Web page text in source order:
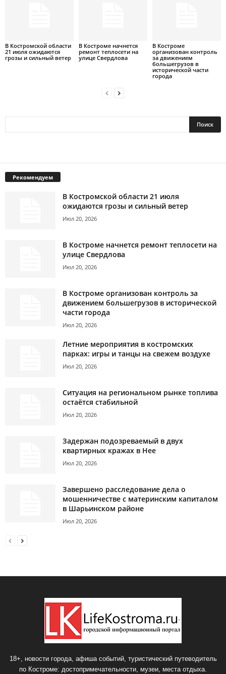
В Костромской области
21 июля ожидаются
грозы и сильный ветер
В Костроме начнется
ремонт теплосети на
улице Свердлова
В Костроме
организован контроль
за движением
большегрузов в
исторической части
города
Рекомендуем
В Костромской области 21 июля
ожидаются грозы и сильный ветер
Июл 20, 2026
В Костроме начнется ремонт теплосети на
улице Свердлова
Июл 20, 2026
В Костроме организован контроль за
движением большегрузов в исторической
части города
Июл 20, 2026
Летние мероприятия в костромских
парках: игры и танцы на свежем воздухе
Июл 20, 2026
Ситуация на региональном рынке топлива
остаётся стабильной
Июл 20, 2026
Задержан подозреваемый в двух
квартирных кражах в Нее
Июл 20, 2026
Завершено расследование дела о
мошенничестве с материнским капиталом
в Шарьинском районе
Июл 20, 2026
18+, новости города, афиша событий, туристический путеводитель
по Костроме: достопримечательности, музеи, места отдыха.